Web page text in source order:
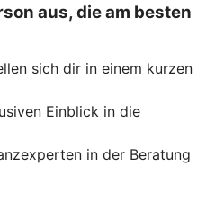
aus, die am besten
sich dir in einem kurzen
Einblick in die
in der Beratung